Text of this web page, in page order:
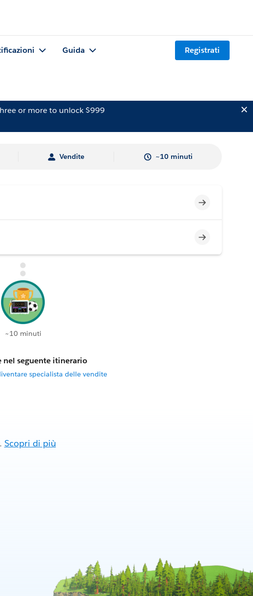
Guida Registrati
or more to unlock $999
Vendite ~10 minuti
Incompleto
Incompleto
~10 minuti
nel seguente itinerario
specialista delle vendite
Scopri di più